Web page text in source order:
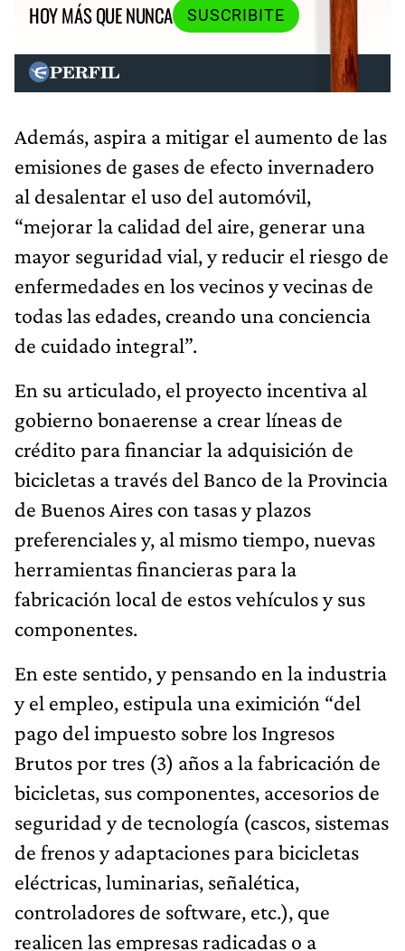
HOY MÁS QUE NUNCA
SUSCRIBITE
Además, aspira a mitigar el aumento de las
emisiones de gases de efecto invernadero
al desalentar el uso del automóvil,
“mejorar la calidad del aire, generar una
mayor seguridad vial, y reducir el riesgo de
enfermedades en los vecinos y vecinas de
todas las edades, creando una conciencia
de cuidado integral”.
En su articulado, el proyecto incentiva al
gobierno bonaerense a crear líneas de
crédito para financiar la adquisición de
bicicletas a través del Banco de la Provincia
de Buenos Aires con tasas y plazos
preferenciales y, al mismo tiempo, nuevas
herramientas financieras para la
fabricación local de estos vehículos y sus
componentes.
En este sentido, y pensando en la industria
y el empleo, estipula una eximición “del
pago del impuesto sobre los Ingresos
Brutos por tres (3) años a la fabricación de
bicicletas, sus componentes, accesorios de
seguridad y de tecnología (cascos, sistemas
de frenos y adaptaciones para bicicletas
eléctricas, luminarias, señalética,
controladores de software, etc.), que
realicen las empresas radicadas o a